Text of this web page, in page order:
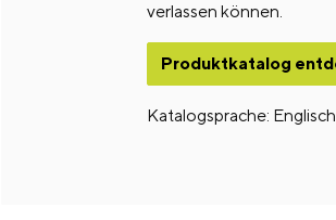
verlassen können.
Produktkatalog
Katalogsprache: Englisch